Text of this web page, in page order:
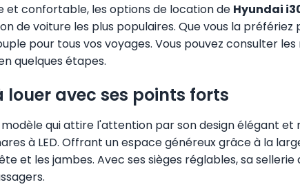
et confortable, les options de location de Hyundai
de voiture les plus populaires. Que vous la
pour tous vos voyages. Vous pouvez consulter
quelques étapes.
louer avec ses points forts
modèle qui attire l'attention par son design élégant
à LED. Offrant un espace généreux grâce à la
et les jambes. Avec ses sièges réglables, sa